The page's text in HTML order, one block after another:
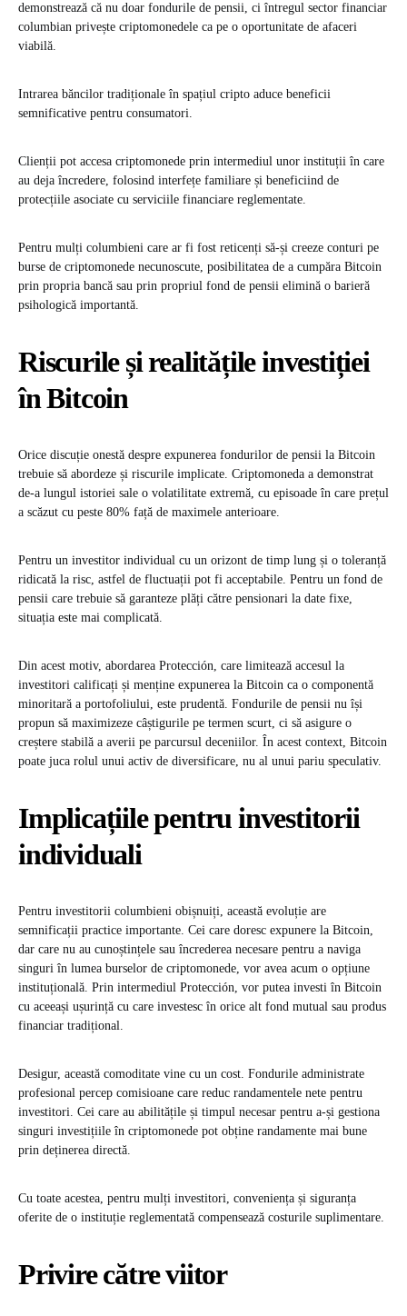
demonstrează că nu doar fondurile de pensii, ci întregul sector financiar
columbian privește criptomonedele ca pe o oportunitate de afaceri
viabilă.
Intrarea băncilor tradiționale în spațiul cripto aduce beneficii
semnificative pentru consumatori.
Clienții pot accesa criptomonede prin intermediul unor instituții în care
au deja încredere, folosind interfețe familiare și beneficiind de
protecțiile asociate cu serviciile financiare reglementate.
Pentru mulți columbieni care ar fi fost reticenți să-și creeze conturi pe
burse de criptomonede necunoscute, posibilitatea de a cumpăra Bitcoin
prin propria bancă sau prin propriul fond de pensii elimină o barieră
psihologică importantă.
Riscurile și realitățile investiției
în Bitcoin
Orice discuție onestă despre expunerea fondurilor de pensii la Bitcoin
trebuie să abordeze și riscurile implicate. Criptomoneda a demonstrat
de-a lungul istoriei sale o volatilitate extremă, cu episoade în care prețul
a scăzut cu peste 80% față de maximele anterioare.
Pentru un investitor individual cu un orizont de timp lung și o toleranță
ridicată la risc, astfel de fluctuații pot fi acceptabile. Pentru un fond de
pensii care trebuie să garanteze plăți către pensionari la date fixe,
situația este mai complicată.
Din acest motiv, abordarea Protección, care limitează accesul la
investitori calificați și menține expunerea la Bitcoin ca o componentă
minoritară a portofoliului, este prudentă. Fondurile de pensii nu își
propun să maximizeze câștigurile pe termen scurt, ci să asigure o
creștere stabilă a averii pe parcursul deceniilor. În acest context, Bitcoin
poate juca rolul unui activ de diversificare, nu al unui pariu speculativ.
Implicațiile pentru investitorii
individuali
Pentru investitorii columbieni obișnuiți, această evoluție are
semnificații practice importante. Cei care doresc expunere la Bitcoin,
dar care nu au cunoștințele sau încrederea necesare pentru a naviga
singuri în lumea burselor de criptomonede, vor avea acum o opțiune
instituțională. Prin intermediul Protección, vor putea investi în Bitcoin
cu aceeași ușurință cu care investesc în orice alt fond mutual sau produs
financiar tradițional.
Desigur, această comoditate vine cu un cost. Fondurile administrate
profesional percep comisioane care reduc randamentele nete pentru
investitori. Cei care au abilitățile și timpul necesar pentru a-și gestiona
singuri investițiile în criptomonede pot obține randamente mai bune
prin deținerea directă.
Cu toate acestea, pentru mulți investitori, conveniența și siguranța
oferite de o instituție reglementată compensează costurile suplimentare.
Privire către viitor